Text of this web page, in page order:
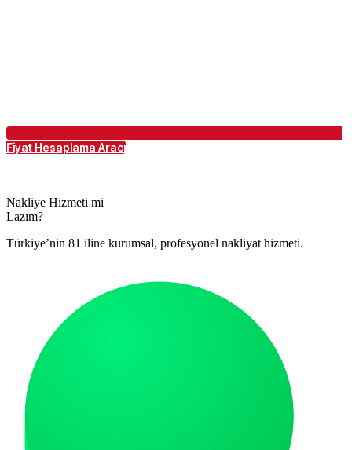
Fiyat Hesaplama Aracı
Nakliye Hizmeti mi
Lazım?
Türkiye’nin 81 iline kurumsal, profesyonel nakliyat hizmeti.